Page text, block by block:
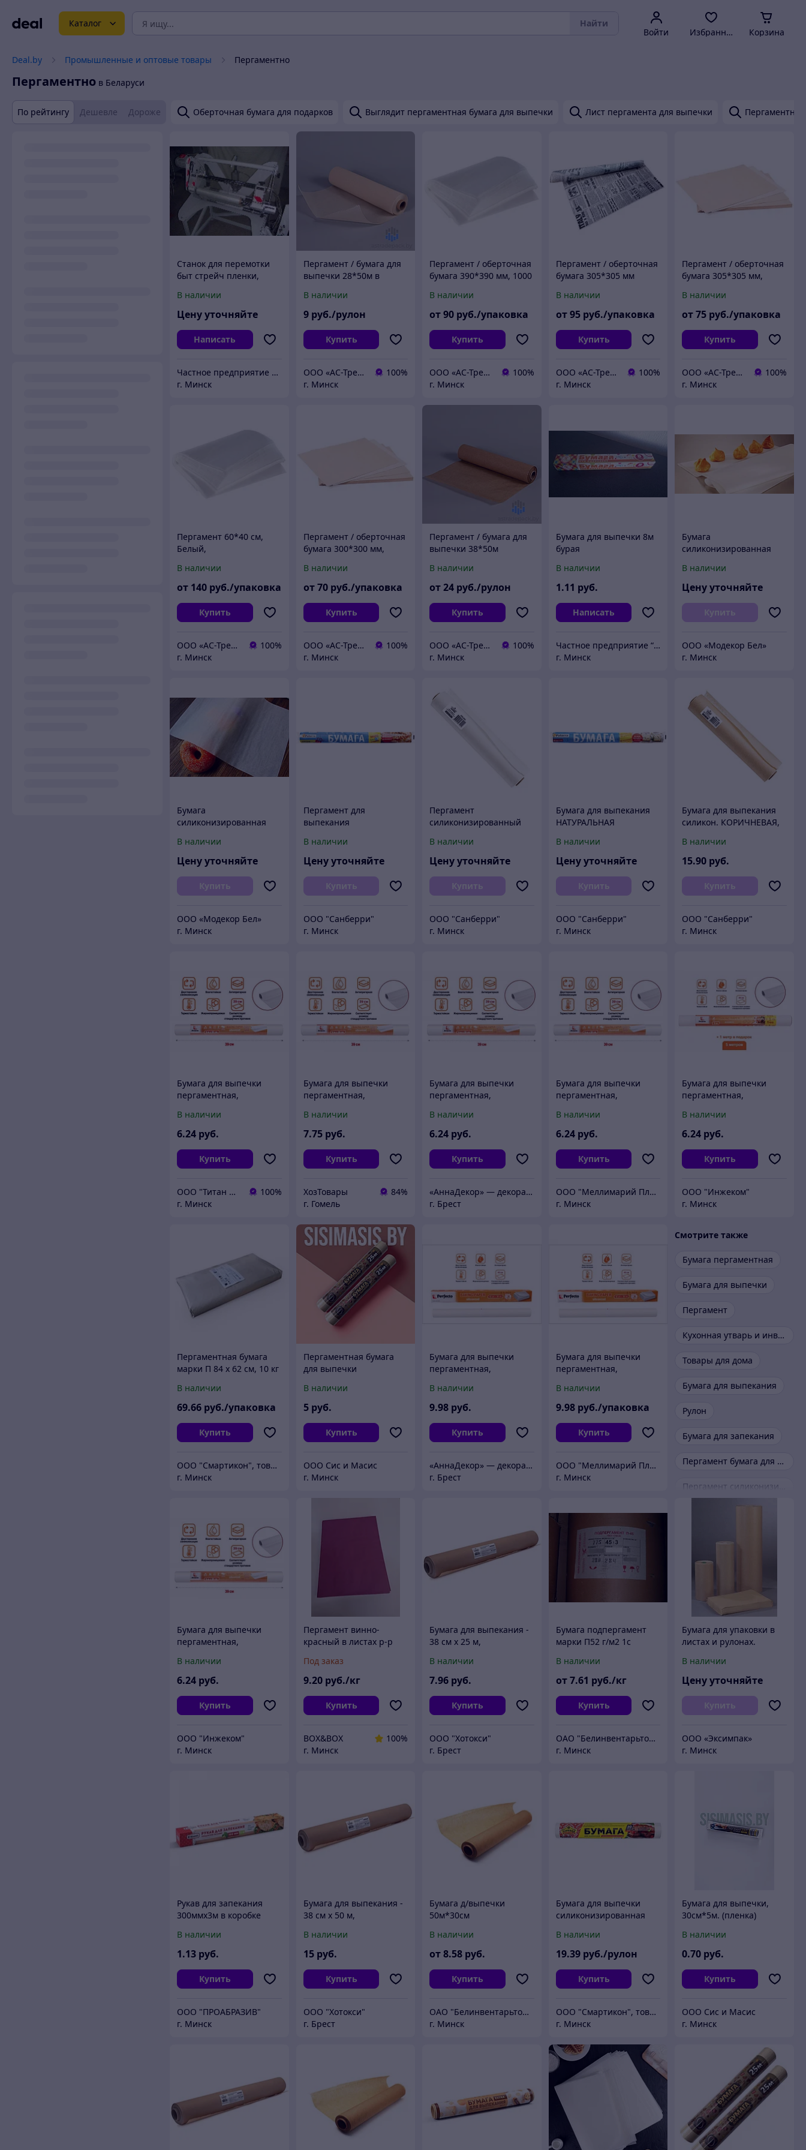
Каталог Найти
Войти Избранное Корзина
Deal.by Промышленные и оптовые товары Пергаментно
Пергаментно в Беларуси
По рейтингу Дешевле Дороже Оберточная бумага для подарков Выглядит пергаментная бумага для выпечки Лист пергамента для выпечки
Станок для перемотки
быт стрейч пленки,
бум, и др рулонных
материалов СПП-500-550
В наличии
Цену уточняйте
Написать
Частное предприятие "ЮЛС БАЙ"
г. Минск
Пергамент / бумага для
выпечки 28*50м в
В наличии
9 руб./рулон
Купить
ООО «АС-ТрейдПак»
100%
г. Минск
Пергамент / оберточная
бумага 390*390 мм, 1000
В наличии
от90 руб./упаковка
Купить
ООО «АС-ТрейдПак»
100%
г. Минск
Пергамент / оберточная
бумага 305*305 мм
упаковке
В наличии
от95 руб./упаковка
Купить
ООО «АС-ТрейдПак»
100%
г. Минск
Пергамент / оберточная
бумага 305*305 мм,
упаковке
В наличии
от 75 руб./упаковка
Купить
ООО «АС-ТрейдПак»
100%
г. Минск
Пергамент 60*40 см,
Белый,
500 листов в упаковке
В наличии
от 140 руб./упаковка
Купить
ООО «АС-ТрейдПак»
100%
г. Минск
Пергамент / оберточная
бумага 300*300 мм,
упаковке
В наличии
от70 руб./упаковка
Купить
ООО «АС-ТрейдПак»
100%
г. Минск
Пергамент / бумага для
выпечки 38*50м
рулонах
В наличии
от24 руб./рулон
Купить
ООО «АС-ТрейдПак»
100%
г. Минск
Бумага для выпечки 8м
бурая
В наличии
1.11 руб.
Написать
Частное предприятие “УРАГАНПЛАСТИК”
г. Минск
Бумага
силиконизированная
40х60 или 80х60 см, 39 г/
м2.
В наличии
Цену уточняйте
Купить
ООО «Модекор Бел»
г. Минск
Бумага
силиконизированная
40х60 см, 40 г/м2.
В наличии
Цену уточняйте
Купить
ООО «Модекор Бел»
г. Минск
Пергамент для
выпекания
PATERRA, с двухстор.
силиконизацией,
коричн, 38 см х 7 м (в
пленке)/25
В наличии
Цену уточняйте
Купить
ООО "Санберри"
г. Минск
Пергамент
силиконизированный
В наличии
Цену уточняйте
Купить
ООО "Санберри"
г. Минск
Бумага для выпекания
НАТУРАЛЬНАЯ
см * 6 м, PATERRA/42
В наличии
Цену уточняйте
Купить
ООО "Санберри"
г. Минск
Бумага для выпекания
силикон. КОРИЧНЕВАЯ,
В наличии
15.90 руб.
Купить
ООО "Санберри"
г. Минск
Бумага для выпечки
пергаментная,
5м, ширина 39 см,
PERFECTO LINEA (100%
качество
В наличии
6.24 руб.
Купить
ООО "Титан Актив"
100%
г. Минск
Бумага для выпечки
пергаментная,
5м, ширина 39 см,
PERFECTO LINEA
В наличии
7.75 руб.
Купить
ХозТовары
84%
г. Гомель
Бумага для выпечки
пергаментная,
5м, ширина 39 см,
PERFECTO LINEA
В наличии
6.24 руб.
Купить
«АннаДекор» — декоративные отделочные материалы
г. Брест
Бумага для выпечки
пергаментная,
5м, ширина 39 см,
PERFECTO LINEA (100%
качество. Размер
В наличии
6.24 руб.
Купить
ООО "Меллимарий Плюс"
г. Минск
Бумага для выпечки
пергаментная,
5+1м, ширина 39 см,
PERFECTO LINEA (100%
качество. Размер
В наличии
6.24 руб.
Купить
ООО "Инжеком"
г. Минск
Пергаментная бумага
марки П 84 х 62 см, 10 кг
В наличии
69.66 руб./упаковка
Купить
ООО "Смартикон", товары хозяйственно-бытового назначения.
г. Минск
Пергаментная бумага
для выпечки
25м, Пергамент для
запекания без силикона
В наличии
5 руб.
Купить
ООО Сис и Масис
г. Минск
Бумага для выпечки
пергаментная,
листов, 42х38 см,
PERFECTO LINEA
В наличии
9.98 руб.
Купить
«АннаДекор» — декоративные отделочные материалы
г. Брест
Бумага для выпечки
пергаментная,
листов, 42х38 см,
PERFECTO LINEA
В наличии
9.98 руб./упаковка
Купить
ООО "Меллимарий Плюс"
г. Минск
Смотрите также
Бумага пергаментная
Бумага для выпечки
Пергамент
Кухонная утварь и инвентарь
Товары для дома
Бумага для выпекания
Рулон
Бумага для запекания
Пергамент бумага для выпечки
Бумага для выпечки
пергаментная,
5м, ширина 39 см,
PERFECTO LINEA (100%
качество. Размер
В наличии
6.24 руб.
Купить
ООО "Инжеком"
г. Минск
Пергамент винно-
красный в листах р-р
Под заказ
9.20 руб./кг
Купить
BOX&BOX
100%
г. Минск
Бумага для выпекания -
38 см х 25 м,
коричневая
В наличии
7.96 руб.
Купить
ООО "Хотокси"
г. Брест
Бумага подпергамент
марки П52 г/м2 1с
/10 кг
В наличии
от7.61 руб./кг
Купить
ОАО "Белинвентарьторг"
г. Минск
Бумага для упаковки в
листах и рулонах.
В наличии
Цену уточняйте
Купить
ООО «Эксимпак»
г. Минск
Рукав для запекания
300ммх3м в коробке
В наличии
1.13 руб.
Купить
OOO "ПРОАБРАЗИВ"
г. Минск
Бумага для выпекания -
38 см х 50 м,
коричневая
В наличии
15 руб.
Купить
ООО "Хотокси"
г. Брест
Бумага д/выпечки
50м*30см
В наличии
от8.58 руб.
Купить
ОАО "Белинвентарьторг"
г. Минск
Бумага для выпечки
силиконизированная
м
В наличии
19.39 руб./рулон
Купить
ООО "Смартикон", товары хозяйственно-бытового назначения.
г. Минск
Бумага для выпечки,
30см*5м. (пленка)
В наличии
0.70 руб.
Купить
ООО Сис и Масис
г. Минск